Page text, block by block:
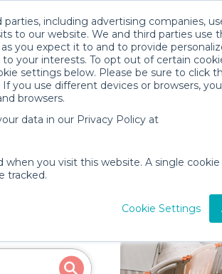
including advertising companies,
to our website. We and third parties use
you expect it to and to provide
your interests. To opt out of certain
settings below. Please be sure to click
you use different devices or browsers,
browsers.
data in our Privacy Policy at
you visit this website. A single
tracked.
Cookie Settings